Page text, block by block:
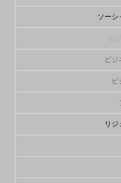
ソーシ
ビ
ビジ
ビ
リジ